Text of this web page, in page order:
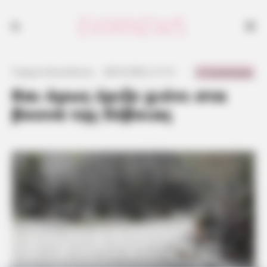
Και όμως έριξε χιόνι στα
βουνά της Εύβοιας